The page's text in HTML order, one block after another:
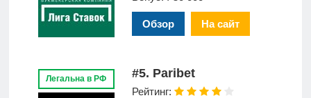
Обзор На сайт
Легальна в РФ #5. Paribet
Рейтинг: